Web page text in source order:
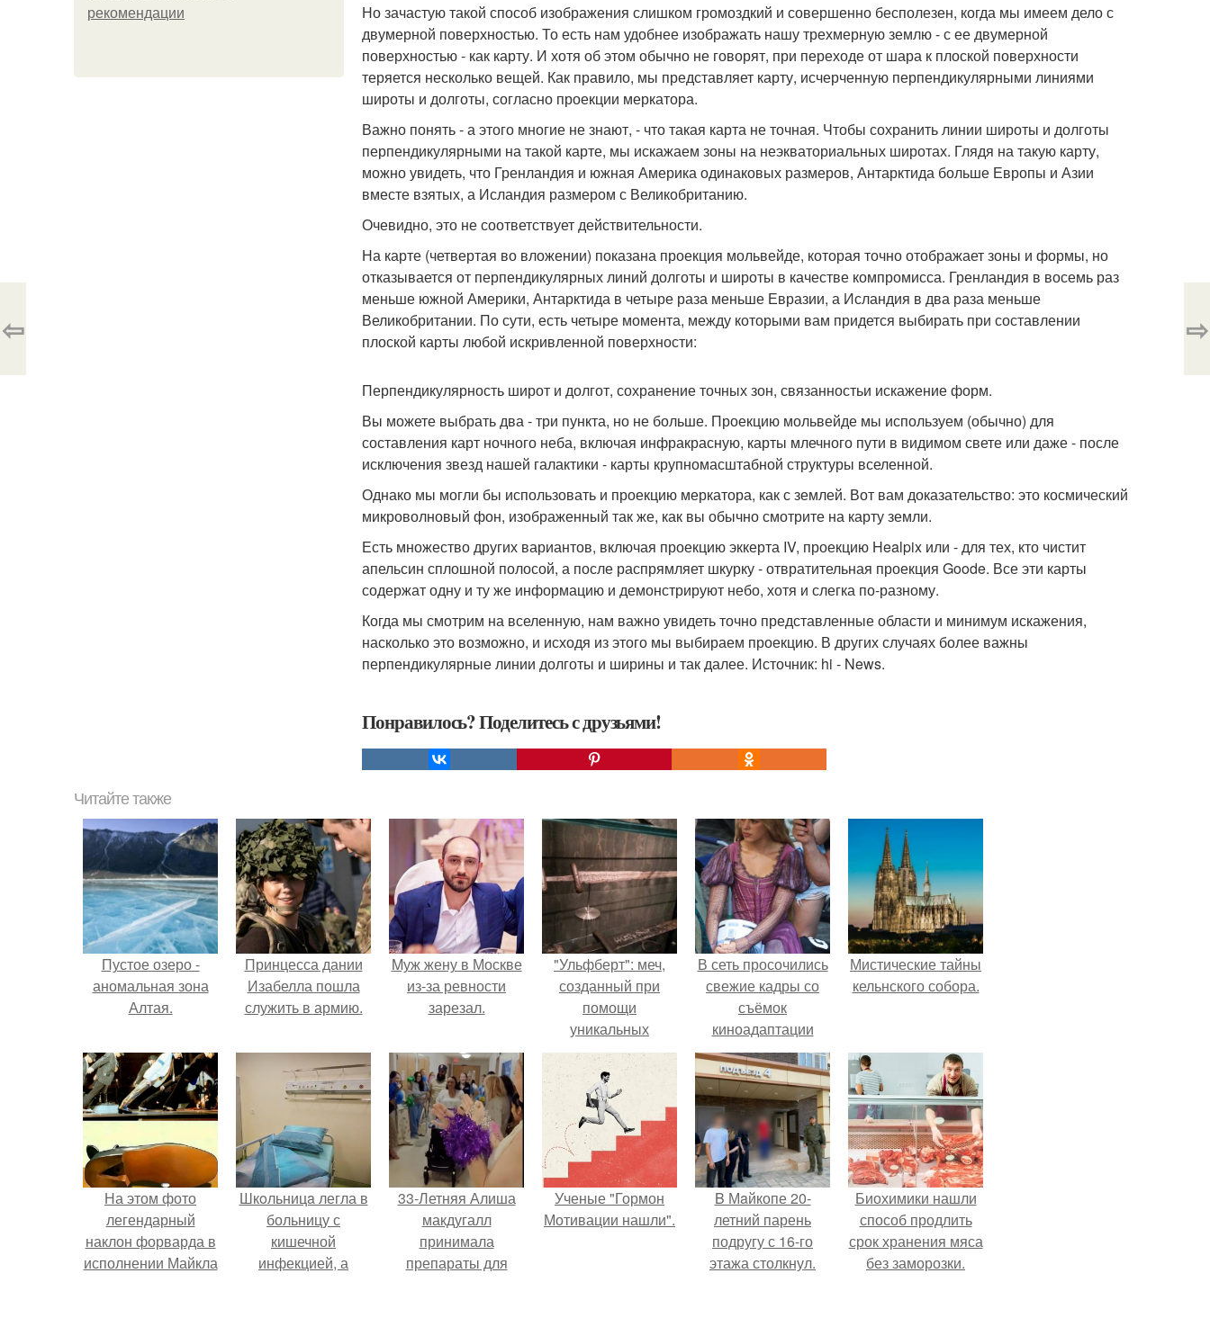
рекомендации
Но зачастую такой способ изображения слишком громоздкий и совершенно бесполезен, когда мы имеем дело с
двумерной поверхностью. То есть нам удобнее изображать нашу трехмерную землю - с ее двумерной
поверхностью - как карту. И хотя об этом обычно не говорят, при переходе от шара к плоской поверхности
теряется несколько вещей. Как правило, мы представляет карту, исчерченную перпендикулярными линиями
широты и долготы, согласно проекции меркатора.
Важно понять - а этого многие не знают, - что такая карта не точная. Чтобы сохранить линии широты и долготы
перпендикулярными на такой карте, мы искажаем зоны на неэкваториальных широтах. Глядя на такую карту,
можно увидеть, что Гренландия и южная Америка одинаковых размеров, Антарктида больше Европы и Азии
вместе взятых, а Исландия размером с Великобританию.
Очевидно, это не соответствует действительности.
На карте (четвертая во вложении) показана проекция мольвейде, которая точно отображает зоны и формы, но
отказывается от перпендикулярных линий долготы и широты в качестве компромисса. Гренландия в восемь раз
меньше южной Америки, Антарктида в четыре раза меньше Евразии, а Исландия в два раза меньше
Великобритании. По сути, есть четыре момента, между которыми вам придется выбирать при составлении
плоской карты любой искривленной поверхности:
Перпендикулярность широт и долгот, сохранение точных зон, связанностьи искажение форм.
Вы можете выбрать два - три пункта, но не больше. Проекцию мольвейде мы используем (обычно) для
составления карт ночного неба, включая инфракрасную, карты млечного пути в видимом свете или даже - после
исключения звезд нашей галактики - карты крупномасштабной структуры вселенной.
Однако мы могли бы использовать и проекцию меркатора, как с землей. Вот вам доказательство: это космический
микроволновый фон, изображенный так же, как вы обычно смотрите на карту земли.
Есть множество других вариантов, включая проекцию эккерта IV, проекцию Healpix или - для тех, кто чистит
апельсин сплошной полосой, а после распрямляет шкурку - отвратительная проекция Goode. Все эти карты
содержат одну и ту же информацию и демонстрируют небо, хотя и слегка по-разному.
Когда мы смотрим на вселенную, нам важно увидеть точно представленные области и минимум искажения,
насколько это возможно, и исходя из этого мы выбираем проекцию. В других случаях более важны
перпендикулярные линии долготы и ширины и так далее. Источник: hi - News.
Понравилось? Поделитесь с друзьями!
⇦ ⇨
Читайте также
Пустое озеро -
аномальная зона
Алтая.
Принцесса дании
Изабелла пошла
служить в армию.
Mуж жену в Москве
из-за ревности
зарезал.
"Ульфберт": меч,
созданный при
помощи
уникальных
технологий.
В сеть просочились
свежие кадры со
съёмок
киноадаптации
"Рапунцель", и всё
внимание
моментально
оказалось
приковано к Тиган
крофт.
Мистические тайны
кельнского собора.
На этом фото
легендарный
наклон форварда в
исполнении Майкла
Шкoльницa легла в
больницу с
кишечной
инфекцией, а
33-Летняя Алиша
макдугалл
принимала
препараты для
Ученые "Гормон
Мотивации нашли".
B Мaйкопе 20-
летний парень
подругу с 16-го
этажа столкнул.
Биохимики нашли
способ продлить
срок хранения мяса
без заморозки.